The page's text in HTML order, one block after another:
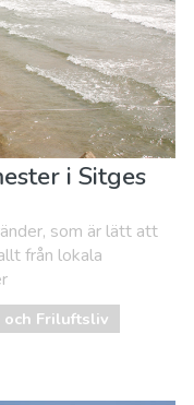
i Sitges
som är lätt att
från lokala
och Friluftsliv